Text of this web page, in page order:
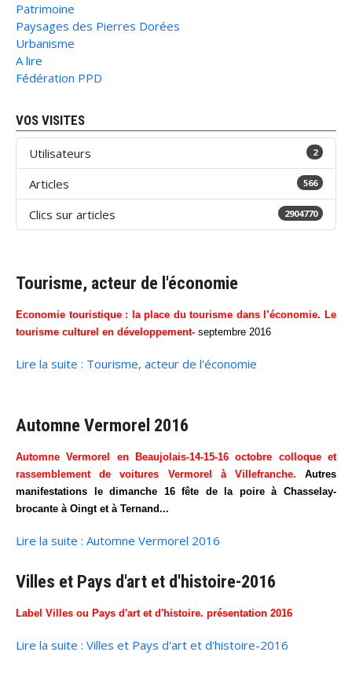
Patrimoine
Paysages des Pierres Dorées
Urbanisme
A lire
Fédération PPD
VOS VISITES
Utilisateurs 2
Articles 566
Clics sur articles 2904770
Tourisme, acteur de l'économie
Economie touristique : la place du tourisme dans l’économie. Le
tourisme culturel en développement- septembre 2016
Lire la suite : Tourisme, acteur de l'économie
Automne Vermorel 2016
Automne Vermorel en Beaujolais-14-15-16 octobre colloque et
rassemblement de voitures Vermorel à Villefranche. Autres
manifestations le dimanche 16 fête de la poire à Chasselay-
brocante à Oingt et à Ternand...
Lire la suite : Automne Vermorel 2016
Villes et Pays d'art et d'histoire-2016
Label Villes ou Pays d'art et d'histoire. présentation 2016
Lire la suite : Villes et Pays d'art et d'histoire-2016